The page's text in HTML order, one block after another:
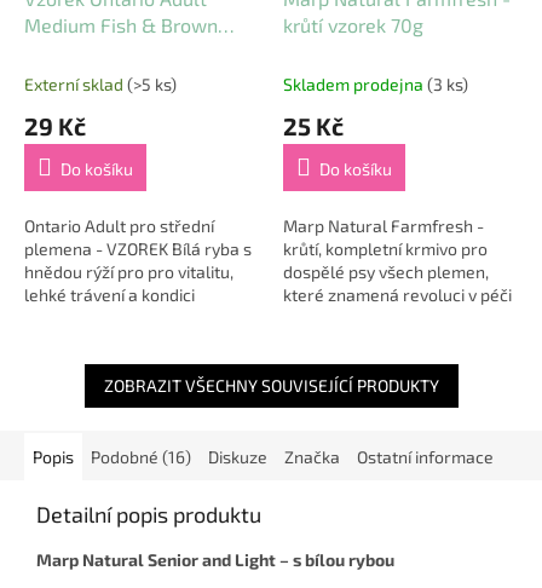
Medium Fish & Brown
Externí sklad (>5 ks)
29 Kč
Do košíku
Ontario Adult pro střední
plemena - VZOREK Bílá ryba s
hnědou rýží pro pro vitalitu,
lehké trávení a kondici
krůtí vzorek 70g
Skladem prodejna (3 ks)
25 Kč
Do košíku
Marp Natural Farmfresh -
krůtí, kompletní krmivo pro
dospělé psy všech plemen,
které znamená revoluci v péči
pečlivostí, toto...
ZOBRAZIT VŠECHNY SOUVISEJÍCÍ PRODUKTY
Popis Podobné (16) Diskuze Značka Ostatní informace
Detailní popis produktu
Marp Natural Senior and Light – s bílou rybou